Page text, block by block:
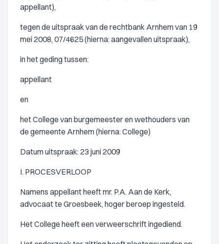
appellant),
tegen de uitspraak van de rechtbank Arnhem van 19
mei 2008, 07/4625 (hierna: aangevallen uitspraak),
in het geding tussen:
appellant
en
het College van burgemeester en wethouders van
de gemeente Arnhem (hierna: College)
Datum uitspraak: 23 juni 2009
I. PROCESVERLOOP
Namens appellant heeft mr. P.A. Aan de Kerk,
advocaat te Groesbeek, hoger beroep ingesteld.
Het College heeft een verweerschrift ingediend.